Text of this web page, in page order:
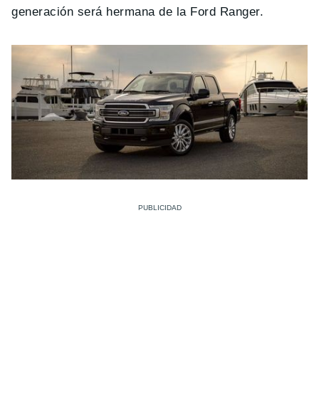
generación será hermana de la Ford Ranger.